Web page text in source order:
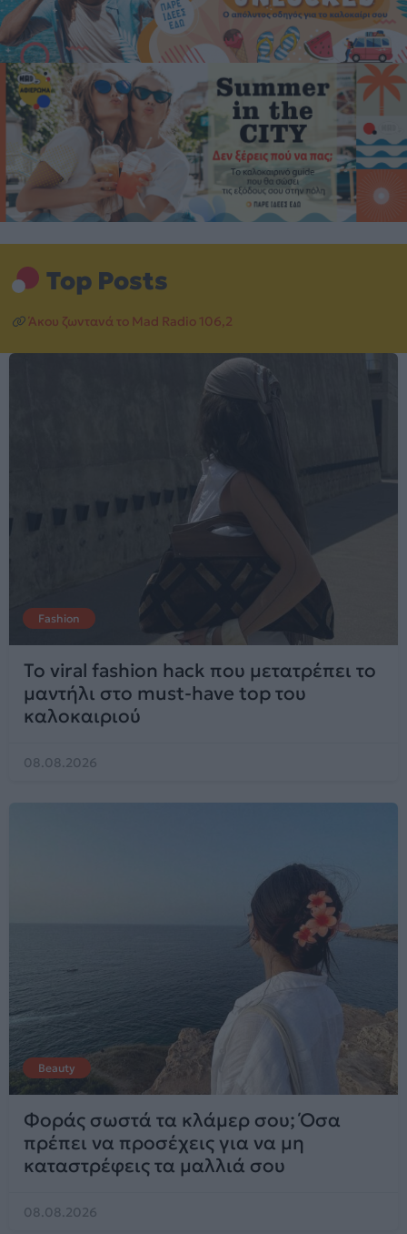
Top Posts
Άκου ζωντανά το Mad Radio 106,2
Fashion
Το viral fashion hack που μετατρέπει το
μαντήλι στο must-have top του
καλοκαιριού
08.08.2026
Beauty
Φοράς σωστά τα κλάμερ σου; Όσα
πρέπει να προσέχεις για να μη
καταστρέφεις τα μαλλιά σου
08.08.2026